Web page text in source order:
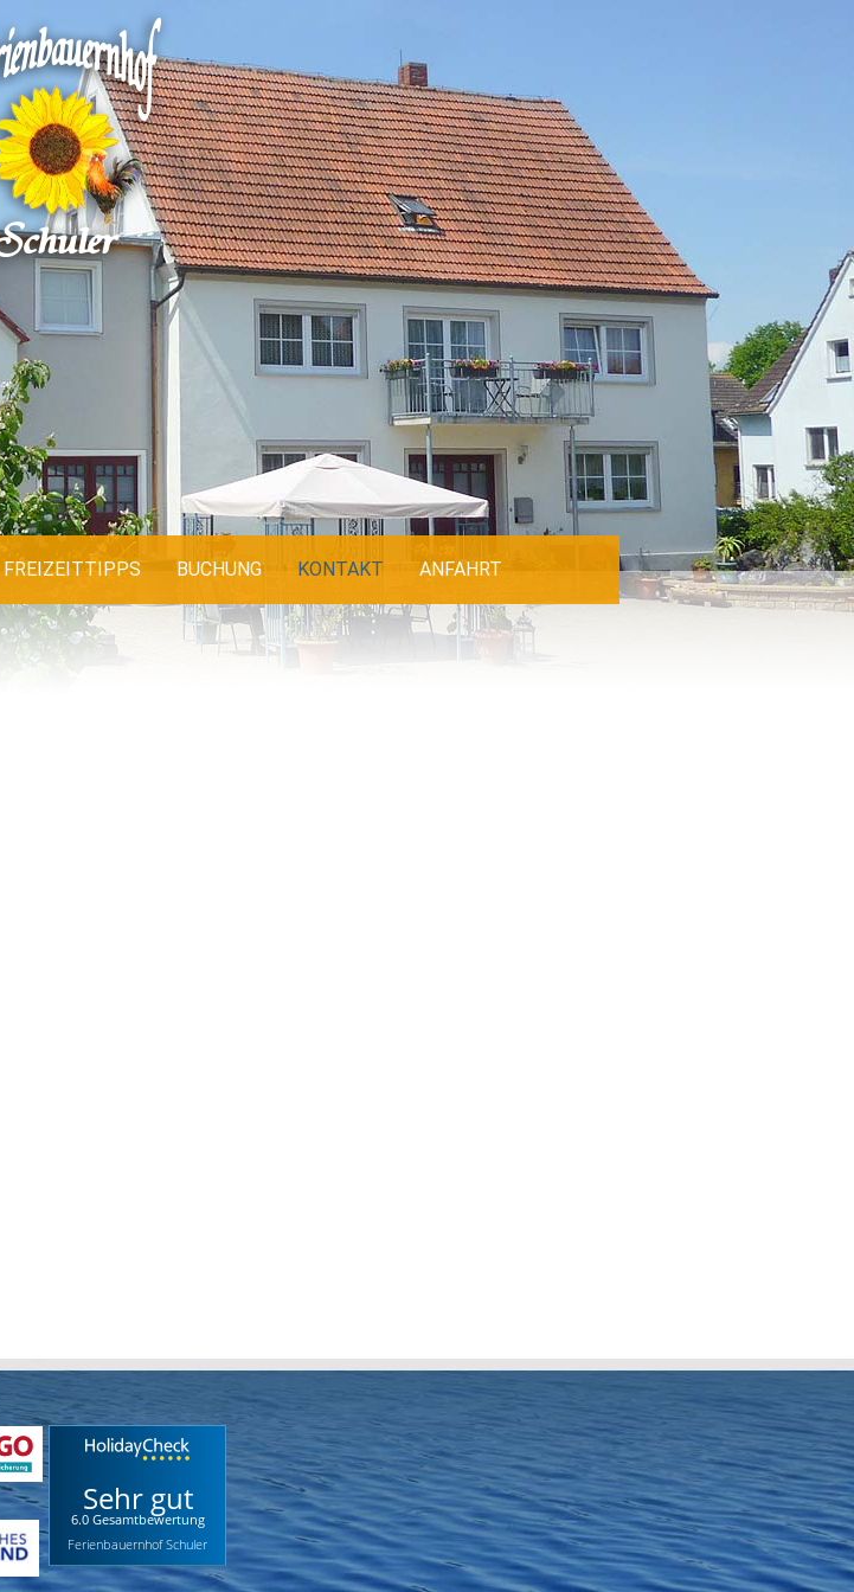
FREIZEITTIPPS BUCHUNG KONTAKT ANFAHRT
Sehr gut
6.0 Gesamtbewertung
Ferienbauernhof Schuler